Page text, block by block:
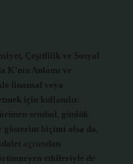
Çeşitlilik ve Sosyal
K’nin Anlamı ve
finansal veya
için kullanılır.
sembol, günlük
gösterim biçimi olsa da,
açısından
etkileriyle de